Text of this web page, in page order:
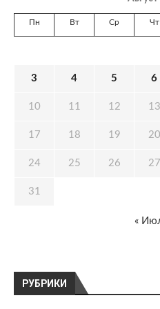
РУБРИКИ
Пн Вт Ср Чт
3 4 5 6
10 11 12 13
17 18 19 20
24 25 26 27
31
«